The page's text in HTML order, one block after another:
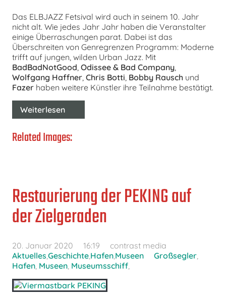
Das ELBJAZZ Fetsival wird auch in seinem 10. Jahr
nicht alt. Wie jedes Jahr Jahr haben die Veranstalter
einige Überraschungen parat. Dabei ist das
Überschreiten von Genregrenzen Programm: Moderne
trifft auf jungen, wilden Urban Jazz. Mit
BadBadNotGood Odissee & Bad Company
Wolfgang Haffner Chris Botti Bobby Rausch und
Fazer haben weitere Künstler ihre Teilnahme bestätigt.
Weiterlesen
Related Images:
Restaurierung der PEKING auf
der Zielgeraden
20. Januar 2020 16:19
contrast media
Aktuelles,Geschichte,Hafen,Museen Großsegler,
Hafen, Museen, Museumsschiff,